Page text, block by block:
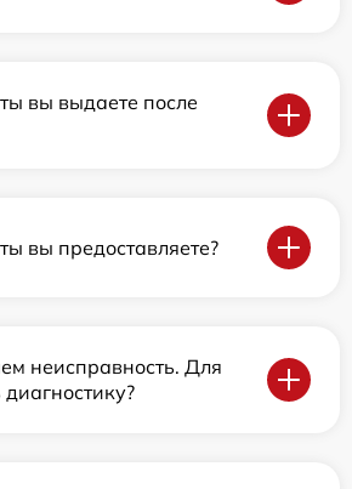
вы выдаете после
вы предоставляете?
неисправность. Для